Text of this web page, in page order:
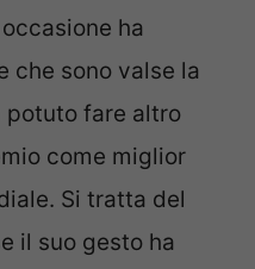
ha
che sono valse la
potuto fare altro
come miglior
Si tratta del
il suo gesto ha